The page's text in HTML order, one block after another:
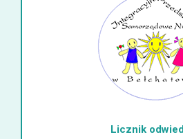
Licznik